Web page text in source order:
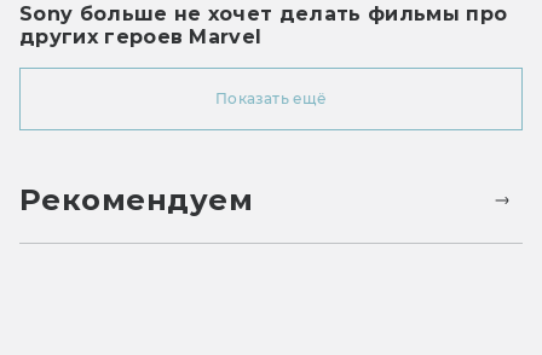
Sony больше не хочет делать фильмы про
других героев Marvel
Показать ещё
Рекомендуем